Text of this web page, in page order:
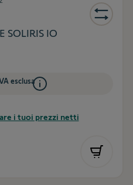
SOLIRIS IO
esclusa
i tuoi prezzi netti